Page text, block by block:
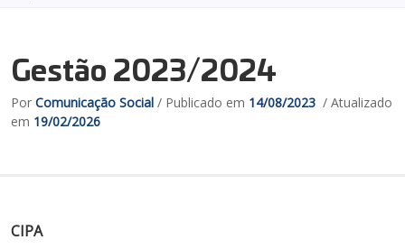
Gestão 2023/2024
Por Comunicação Social / Publicado em 14/08/2023 / Atualizado
em 19/02/2026
CIPA